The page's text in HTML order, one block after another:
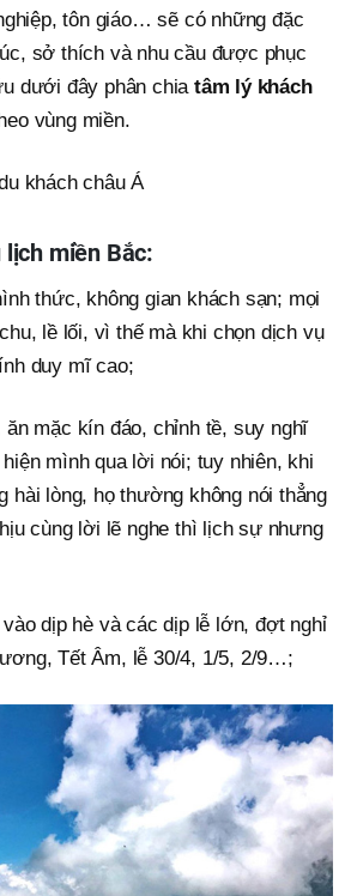
tôn giáo… sẽ có những đặc
sở thích và nhu cầu được phục
dưới đây phân chia tâm lý khách
vùng miền.
khách châu Á
lịch miền Bắc:
thức, không gian khách sạn; mọi
lề lối, vì thế mà khi chọn dịch vụ
duy mĩ cao;
ăn mặc kín đáo, chỉnh tề, suy nghĩ
mình qua lời nói; tuy nhiên, khi
hài lòng, họ thường không nói thẳng
cùng lời lẽ nghe thì lịch sự nhưng
dịp hè và các dịp lễ lớn, đợt nghỉ
Tết Âm, lễ 30/4, 1/5, 2/9…;